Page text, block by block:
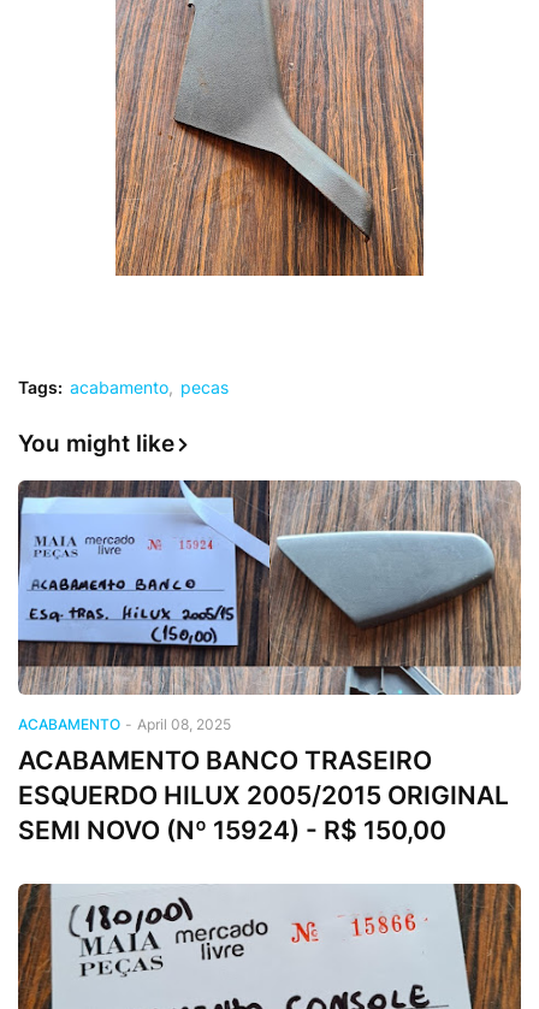
Tags: acabamento pecas
You might like
ACABAMENTO - April 08, 2025
ACABAMENTO BANCO TRASEIRO
ESQUERDO HILUX 2005/2015 ORIGINAL
SEMI NOVO (Nº 15924) - R$ 150,00